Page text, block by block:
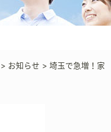
> お知らせ > 埼玉で急増！家